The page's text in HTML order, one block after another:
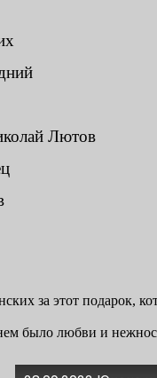
Лютов
за этот
было любви и